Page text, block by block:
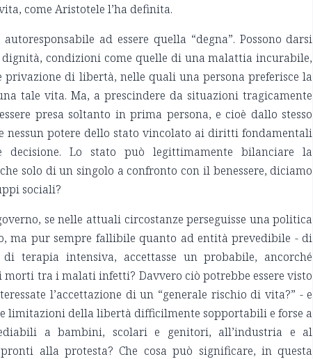
come Aristotele l’ha definita.
ad essere quella “degna”. Possono darsi
condizioni come quelle di una malattia incurabile,
di libertà, nelle quali una persona preferisce la
tale vita. Ma, a prescindere da situazioni tragicamente
presa soltanto in prima persona, e cioè dallo stesso
nessun potere dello stato vincolato ai diritti fondamentali
Lo stato può legittimamente bilanciare la
solo di un singolo a confronto con il benessere, diciamo
sociali?
se nelle attuali circostanze perseguisse una politica
ma pur sempre fallibile quanto ad entità prevedibile - di
terapia intensiva, accettasse un probabile, ancorché
tra i malati infetti? Davvero ciò potrebbe essere visto
l’accettazione di un “generale rischio di vita?” - e
limitazioni della libertà difficilmente sopportabili e forse a
a bambini, scolari e genitori, all’industria e al
alla protesta? Che cosa può significare, in questa